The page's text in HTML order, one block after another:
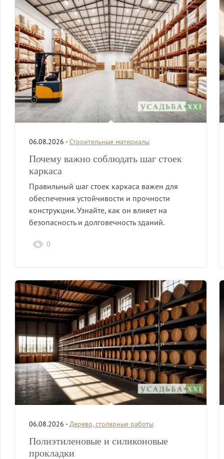
06.08.2026 -Строительные материалы
Почему важно соблюдать шаг стоек
каркаса
Правильный шаг стоек каркаса важен для
обеспечения устойчивости и прочности
конструкции. Узнайте, как он влияет на
безопасность и долговечность зданий.
0
06.08.2026 - Дерево, столярные работы
Полиэтиленовые и силиконовые
прокладки